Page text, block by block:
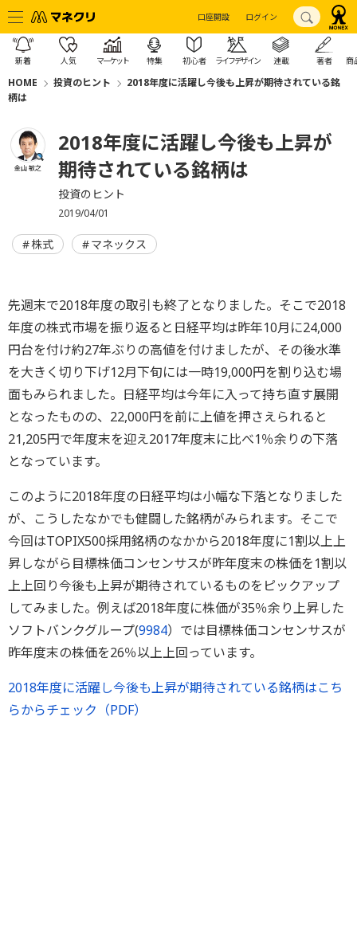
口座開設 ログイン
新着 人気 マーケット 特集 初心者 ライフデザイン 連載 著者 商
HOME 投資のヒント
2018年度に活躍し今後も上昇が期待されている銘
柄は
金山 敏之
2018年度に活躍し今後も上昇が
期待されている銘柄は
投資のヒント
2019/04/01
株式 マネックス
先週末で2018年度の取引も終了となりました。そこで2018
年度の株式市場を振り返ると日経平均は昨年10月に24,000
円台を付け約27年ぶりの高値を付けましたが、その後水準
を大きく切り下げ12月下旬には一時19,000円を割り込む場
面もみられました。日経平均は今年に入って持ち直す展開
となったものの、22,000円を前に上値を押さえられると
21,205円で年度末を迎え2017年度末に比べ1％余りの下落
となっています。
このように2018年度の日経平均は小幅な下落となりました
が、こうしたなかでも健闘した銘柄がみられます。そこで
今回はTOPIX500採用銘柄のなかから2018年度に1割以上上
昇しながら目標株価コンセンサスが昨年度末の株価を1割以
上上回り今後も上昇が期待されているものをピックアップ
してみました。例えば2018年度に株価が35％余り上昇した
ソフトバンクグループ(9984）では目標株価コンセンサスが
昨年度末の株価を26％以上上回っています。
2018年度に活躍し今後も上昇が期待されている銘柄はこち
らからチェック（PDF）